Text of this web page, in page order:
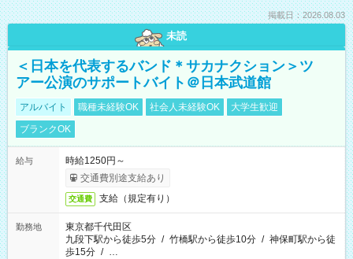
掲載日：2026.08.03
未読
＜日本を代表するバンド＊サカナクション＞ツ
アー公演のサポートバイト＠日本武道館
アルバイト 職種未経験OK 社会人未経験OK
大学生歓迎
ブランクOK
給与
時給1250円～
交通費別途支給あり
交通費 支給（規定有り）
勤務地
東京都千代田区
九段下駅から徒歩5分 / 竹橋駅から徒歩10分 / 神保町駅から徒
歩15分 / …